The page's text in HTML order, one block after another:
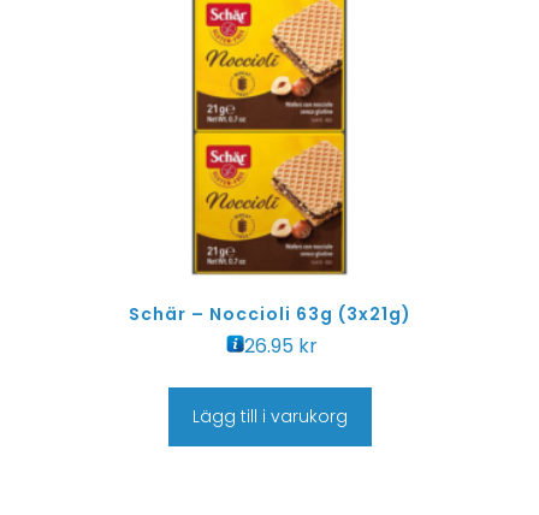
Schär – Noccioli 63g (3x21g)
26.95 kr
Lägg till i varukorg